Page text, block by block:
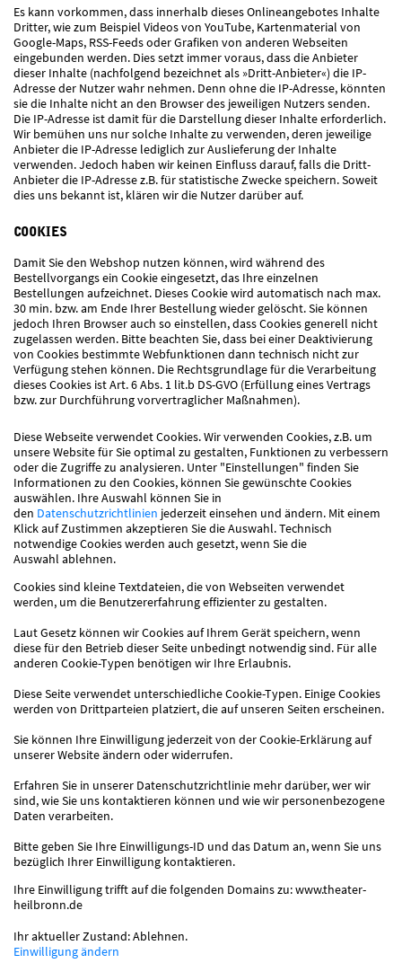
Es kann vorkommen, dass innerhalb dieses Onlineangebotes Inhalte
Dritter, wie zum Beispiel Videos von YouTube, Kartenmaterial von
Google-Maps, RSS-Feeds oder Grafiken von anderen Webseiten
eingebunden werden. Dies setzt immer voraus, dass die Anbieter
dieser Inhalte (nachfolgend bezeichnet als »Dritt-Anbieter«) die IP-
Adresse der Nutzer wahr nehmen. Denn ohne die IP-Adresse, könnten
sie die Inhalte nicht an den Browser des jeweiligen Nutzers senden.
Die IP-Adresse ist damit für die Darstellung dieser Inhalte erforderlich.
Wir bemühen uns nur solche Inhalte zu verwenden, deren jeweilige
Anbieter die IP-Adresse lediglich zur Auslieferung der Inhalte
verwenden. Jedoch haben wir keinen Einfluss darauf, falls die Dritt-
Anbieter die IP-Adresse z.B. für statistische Zwecke speichern. Soweit
dies uns bekannt ist, klären wir die Nutzer darüber auf.
COOKIES
Damit Sie den Webshop nutzen können, wird während des
Bestellvorgangs ein Cookie eingesetzt, das Ihre einzelnen
Bestellungen aufzeichnet. Dieses Cookie wird automatisch nach max.
30 min. bzw. am Ende Ihrer Bestellung wieder gelöscht. Sie können
jedoch Ihren Browser auch so einstellen, dass Cookies generell nicht
zugelassen werden. Bitte beachten Sie, dass bei einer Deaktivierung
von Cookies bestimmte Webfunktionen dann technisch nicht zur
Verfügung stehen können. Die Rechtsgrundlage für die Verarbeitung
dieses Cookies ist Art. 6 Abs. 1 lit.b DS-GVO (Erfüllung eines Vertrags
bzw. zur Durchführung vorvertraglicher Maßnahmen).
Diese Webseite verwendet Cookies. Wir verwenden Cookies, z.B. um
unsere Website für Sie optimal zu gestalten, Funktionen zu verbessern
oder die Zugriffe zu analysieren. Unter "Einstellungen" finden Sie
Informationen zu den Cookies, können Sie gewünschte Cookies
auswählen. Ihre Auswahl können Sie in
den Datenschutzrichtlinien jederzeit einsehen und ändern. Mit einem
Klick auf Zustimmen akzeptieren Sie die Auswahl. Technisch
notwendige Cookies werden auch gesetzt, wenn Sie die
Auswahl ablehnen.
Cookies sind kleine Textdateien, die von Webseiten verwendet
werden, um die Benutzererfahrung effizienter zu gestalten.
Laut Gesetz können wir Cookies auf Ihrem Gerät speichern, wenn
diese für den Betrieb dieser Seite unbedingt notwendig sind. Für alle
anderen Cookie-Typen benötigen wir Ihre Erlaubnis.
Diese Seite verwendet unterschiedliche Cookie-Typen. Einige Cookies
werden von Drittparteien platziert, die auf unseren Seiten erscheinen.
Sie können Ihre Einwilligung jederzeit von der Cookie-Erklärung auf
unserer Website ändern oder widerrufen.
Erfahren Sie in unserer Datenschutzrichtlinie mehr darüber, wer wir
sind, wie Sie uns kontaktieren können und wie wir personenbezogene
Daten verarbeiten.
Bitte geben Sie Ihre Einwilligungs-ID und das Datum an, wenn Sie uns
bezüglich Ihrer Einwilligung kontaktieren.
Ihre Einwilligung trifft auf die folgenden Domains zu: www.theater-
heilbronn.de
Ihr aktueller Zustand: Ablehnen.
Einwilligung ändern